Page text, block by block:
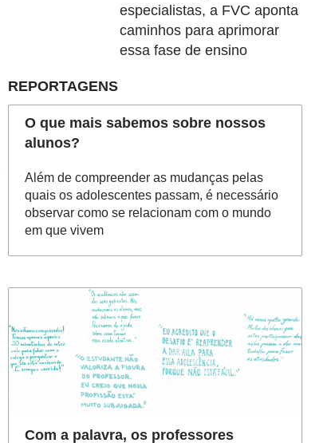
especialistas, a FVC aponta
caminhos para aprimorar
essa fase de ensino
REPORTAGENS
O que mais sabemos sobre nossos
alunos?
Além de compreender as mudanças pelas
quais os adolescentes passam, é necessário
observar como se relacionam com o mundo
em que vivem
Com a palavra, os professores